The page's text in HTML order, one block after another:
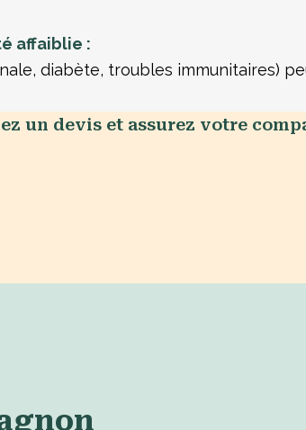
affaiblie :
diabète, troubles immunitaires)
un devis et assurez votre